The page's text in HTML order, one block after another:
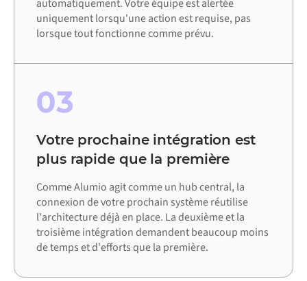
automatiquement. Votre équipe est alertée
uniquement lorsqu'une action est requise, pas
lorsque tout fonctionne comme prévu.
03
Votre prochaine intégration est
plus rapide que la première
Comme Alumio agit comme un hub central, la
connexion de votre prochain système réutilise
l'architecture déjà en place. La deuxième et la
troisième intégration demandent beaucoup moins
de temps et d'efforts que la première.